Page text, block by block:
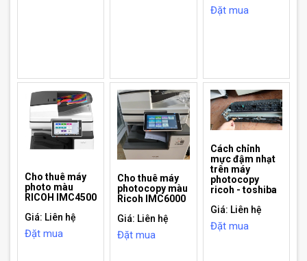
Đặt mua
Cho thuê máy
photo màu
RICOH IMC4500
Giá: Liên hệ
Đặt mua
Cho thuê máy
photocopy màu
Ricoh IMC6000
Giá: Liên hệ
Đặt mua
Cách chỉnh
mực đậm nhạt
trên máy
photocopy
ricoh - toshiba
Giá: Liên hệ
Đặt mua